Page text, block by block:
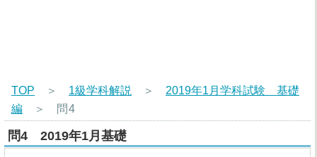
TOP ＞ 1級学科解説 ＞ 2019年1月学科試験 基礎
編 ＞ 問4
問4 2019年1月基礎